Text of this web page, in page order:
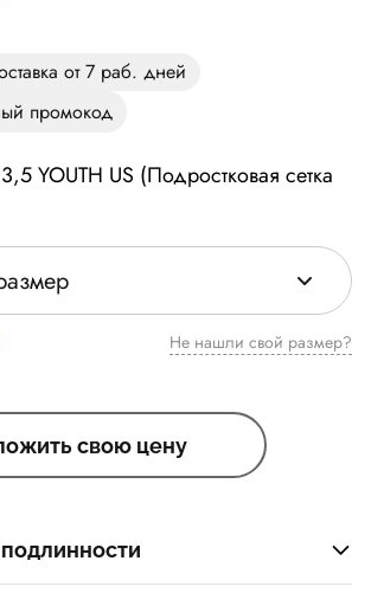
от 7 раб. дней
промокод
YOUTH US (Подростковая сетка
Не нашли свой размер?
свою цену